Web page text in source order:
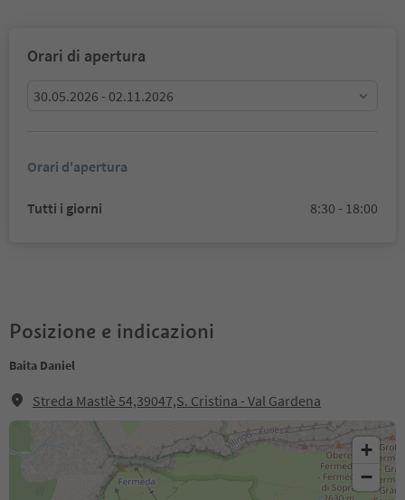
Orari di apertura
30.05.2026 - 02.11.2026
Orari d'apertura
Tutti i giorni 8:30 - 18:00
Posizione e indicazioni
Baita Daniel
Streda Mastlè 54,39047,S. Cristina - Val Gardena
+
−